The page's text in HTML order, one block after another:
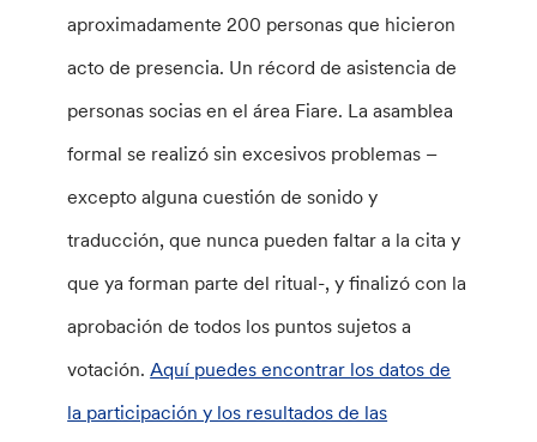
aproximadamente 200 personas que hicieron
acto de presencia. Un récord de asistencia de
personas socias en el área Fiare. La asamblea
formal se realizó sin excesivos problemas –
excepto alguna cuestión de sonido y
traducción, que nunca pueden faltar a la cita y
que ya forman parte del ritual-, y finalizó con la
aprobación de todos los puntos sujetos a
votación.Aquí puedes encontrar los datos de
la participación y los resultados de las